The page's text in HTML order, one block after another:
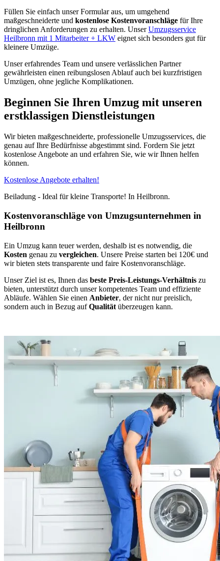
Füllen Sie einfach unser Formular aus, um umgehend
maßgeschneiderte und kostenlose Kostenvoranschläge für Ihre
dringlichen Anforderungen zu erhalten. UnserUmzugsservice
Heilbronn mit 1 Mitarbeiter + LKW eignet sich besonders gut für
kleinere Umzüge.
Unsererfahrendes Team und unsere verlässlichen Partner
gewährleisten einen reibungslosen Ablauf auch bei kurzfristigen
Umzügen, ohne jegliche Komplikationen.
Beginnen Sie Ihren Umzug mit unseren
erstklassigen Dienstleistungen
Wir bieten maßgeschneiderte, professionelle Umzugsservices, die
genau auf Ihre Bedürfnisse abgestimmt sind. Fordern Sie jetzt
kostenlose Angebote an und erfahren Sie, wie wir Ihnen helfen
können.
Kostenlose Angebote erhalten!
Beiladung - Ideal für kleine Transporte! In Heilbronn.
Kostenvoranschläge von Umzugsunternehmen in
Heilbronn
Ein Umzug kann teuer werden, deshalb ist es notwendig, die
Kosten genau zu vergleichen. Unsere Preise starten bei 120€ und
wir bieten stets transparente und faire Kostenvoranschläge.
Unser Ziel ist es, Ihnen das beste Preis-Leistungs-Verhältnis zu
bieten, unterstützt durch unser kompetentes Team und effiziente
Abläufe. Wählen Sie einen Anbieter, der nicht nur preislich,
sondern auch in Bezug aufQualität überzeugen kann.